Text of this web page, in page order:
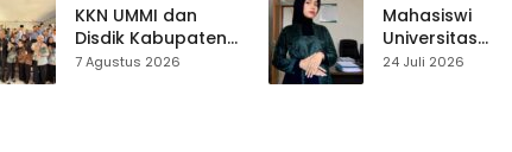
Penangkapan
KKN UMMI dan
Disdik Kabupaten
Sukabumi Perkuat
7 Agustus 2026
Pasar Cisaat
Mahasiswi
Universitas
Muhammadiyah
24 Juli 2026